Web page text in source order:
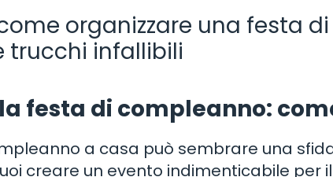
organizzare una festa
trucchi infallibili
festa di compleanno:
a casa può sembrare una
creare un evento indimenticabile per